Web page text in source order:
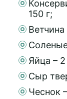
150 г;
Ветчина
Яйца –
Сыр
Чеснок